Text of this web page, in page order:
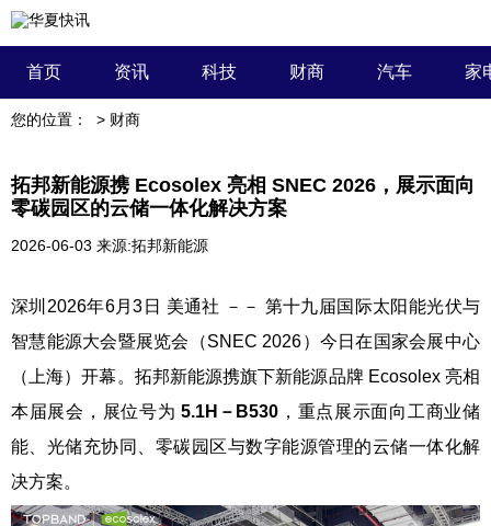
首页 资讯 科技 财商 汽车 家
您的位置： > 财商
拓邦新能源携 Ecosolex 亮相 SNEC 2026，展示面向
零碳园区的云储一体化解决方案
2026-06-03 来源:拓邦新能源
深圳 2026年6月3日 美通社 －－ 第十九届国际太阳能光伏与
智慧能源大会暨展览会（SNEC 2026）今日在国家会展中心
（上海）开幕。拓邦新能源携旗下新能源品牌 Ecosolex 亮相
本届展会，展位号为5.1H－B530 ，重点展示面向工商业储
能、光储充协同、零碳园区与数字能源管理的云储一体化解
决方案。